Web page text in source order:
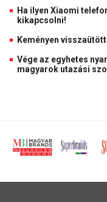
Ha ilyen Xiaomi
kikapcsolni!
Keményen
Vége az egyhetes
magyarok utazási